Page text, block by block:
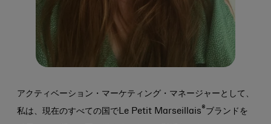
アクティベーション・マーケティング・マネージャーとして、
私は、現在のすべての国でLe Petit Marseillais ® ブランドを